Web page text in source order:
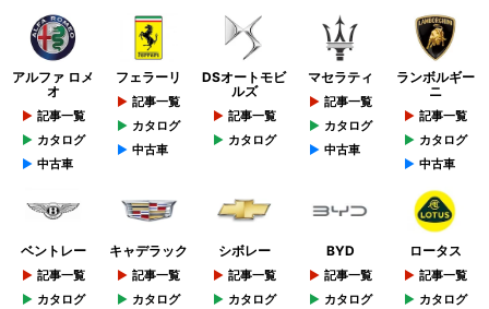
アルファ ロメ
オ
記事一覧
カタログ
中古車
フェラーリ
記事一覧
カタログ
中古車
DSオートモビ
ルズ
記事一覧
カタログ
マセラティ
記事一覧
カタログ
中古車
ランボルギー
ニ
記事一覧
カタログ
中古車
ベントレー
記事一覧
カタログ
キャデラック
記事一覧
カタログ
シボレー
記事一覧
カタログ
BYD
記事一覧
カタログ
ロータス
記事一覧
カタログ